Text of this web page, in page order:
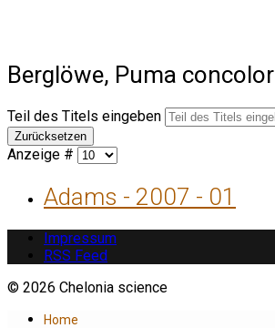
Berglöwe, Puma concolor
Teil des Titels eingeben
Zurücksetzen
Anzeige #
Adams - 2007 - 01
Impressum
RSS Feed
© 2026 Chelonia science
Home